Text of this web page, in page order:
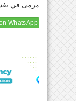
مرمى في
WhatsApp